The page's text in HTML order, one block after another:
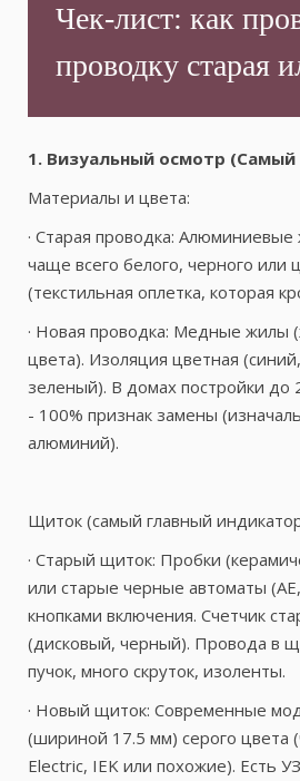
Чек-лист: как
проводку старая
1. Визуальный осмотр (Самый
Материалы и цвета:
· Старая проводка:
чаще всего белого, черного или
(текстильная оплетка, которая
· Новая проводка: Медные жилы
цвета). Изоляция цветная
зеленый). В домах постройки до
- 100% признак замены
алюминий).
Щиток (самый главный
· Старый щиток: Пробки
или старые черные автоматы
кнопками включения. Счетчик
(дисковый, черный). Провода в
пучок, много скруток, изоленты.
· Новый щиток: Современные
(шириной 17.5 мм) серого цвета
Electric, IEK или похожие). Есть